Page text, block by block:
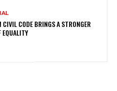
CIVIL CODE BRINGS A STRONGER
EQUALITY